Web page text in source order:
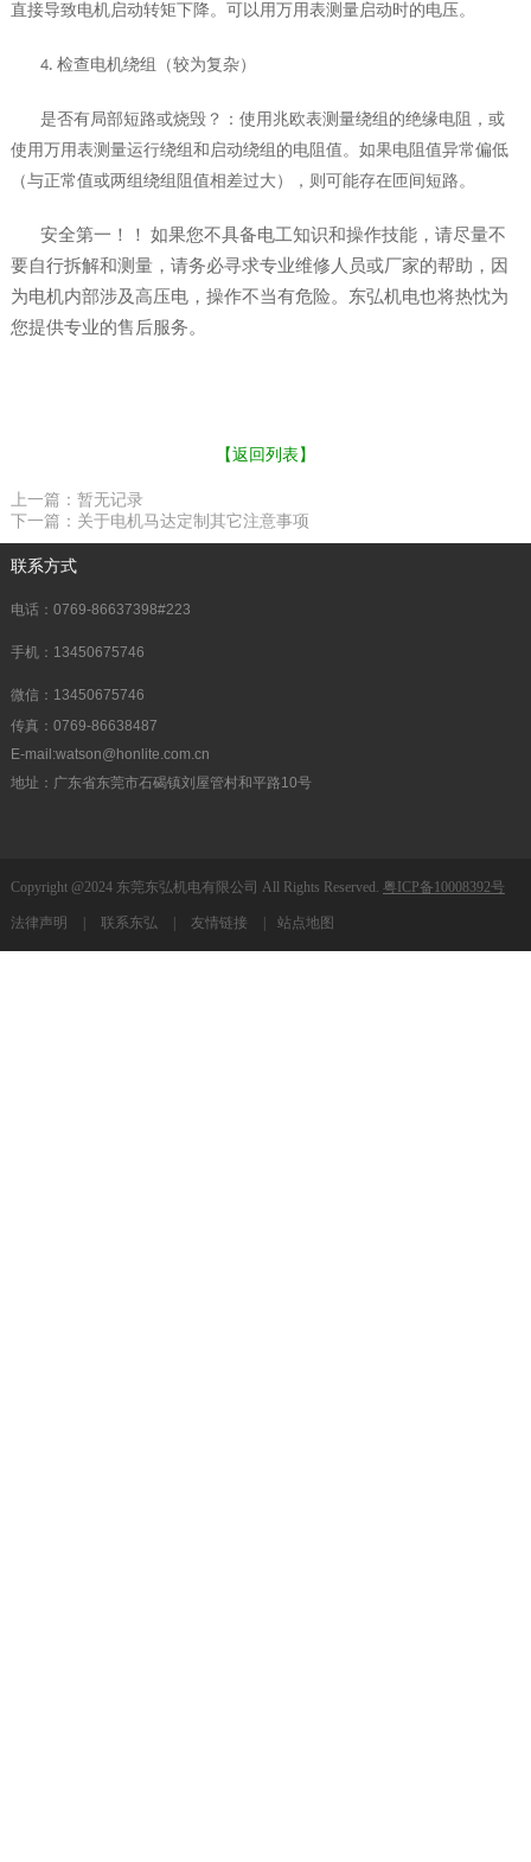
直接导致电机启动转矩下降。可以用万用表测量启动时的电压。
4. 检查电机绕组（较为复杂）
是否有局部短路或烧毁？：使用兆欧表测量绕组的绝缘电阻，或
使用万用表测量运行绕组和启动绕组的电阻值。如果电阻值异常偏低
（与正常值或两组绕组阻值相差过大），则可能存在匝间短路。
安全第一！！ 如果您不具备电工知识和操作技能，请尽量不
要自行拆解和测量，请务必寻求专业维修人员或厂家的帮助，因
为电机内部涉及高压电，操作不当有危险。东弘机电也将热忱为
您提供专业的售后服务。
【返回列表】
上一篇：暂无记录
下一篇：关于电机马达定制其它注意事项
联系方式
电话：0769-86637398#223
手机：13450675746
微信：13450675746
传真：0769-86638487
E-mail:watson@honlite.com.cn
地址：广东省东莞市石碣镇刘屋管村和平路10号
Copyright @2024 东莞东弘机电有限公司 All Rights Reserved. 粤ICP备10008392号
法律声明 联系东弘 友情链接 站点地图